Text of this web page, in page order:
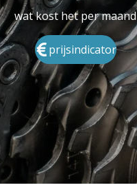
wat kost het per maand
prijsindicator